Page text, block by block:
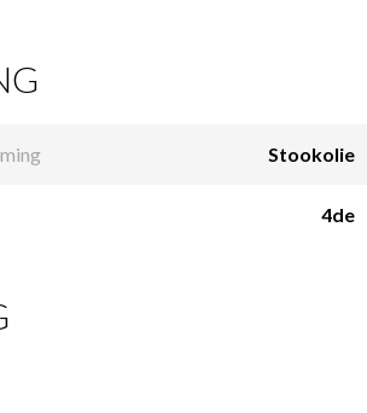
Stookolie
4de